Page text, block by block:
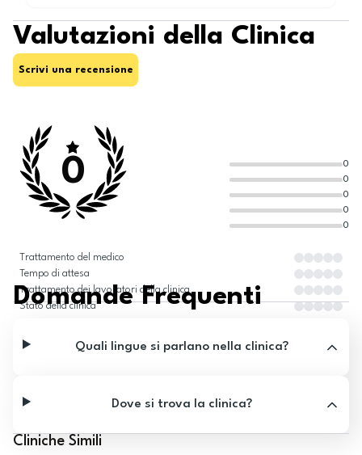
Valutazioni della Clinica
Scrivi una recensione
0
0
0
0
0
0
Trattamento del medico
Tempo di attesa
Trattamento dei lavoratori della clinica
Stato della clinica
Domande Frequenti
Quali lingue si parlano nella clinica?
Dove si trova la clinica?
Cliniche Simili